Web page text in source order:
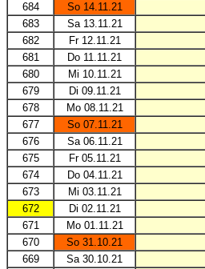
684
So 14.11.21
683
Sa 13.11.21
682
Fr 12.11.21
681
Do 11.11.21
680
Mi 10.11.21
679
Di 09.11.21
678
Mo 08.11.21
677
So 07.11.21
676
Sa 06.11.21
675
Fr 05.11.21
674
Do 04.11.21
673
Mi 03.11.21
672
Di 02.11.21
671
Mo 01.11.21
670
So 31.10.21
669
Sa 30.10.21